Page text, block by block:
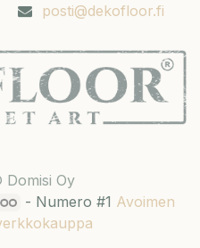
posti@dekofloor.fi
Oy
- Numero #1 Avoimen